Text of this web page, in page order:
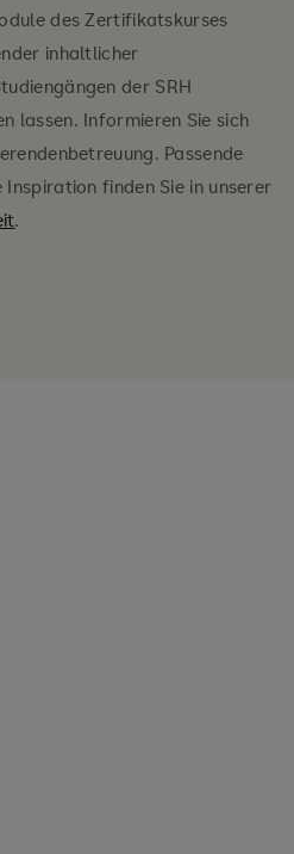
des Zertifikatskurses
inhaltlicher
der SRH
lassen. Informieren Sie sich
Passende
finden Sie in unserer
.